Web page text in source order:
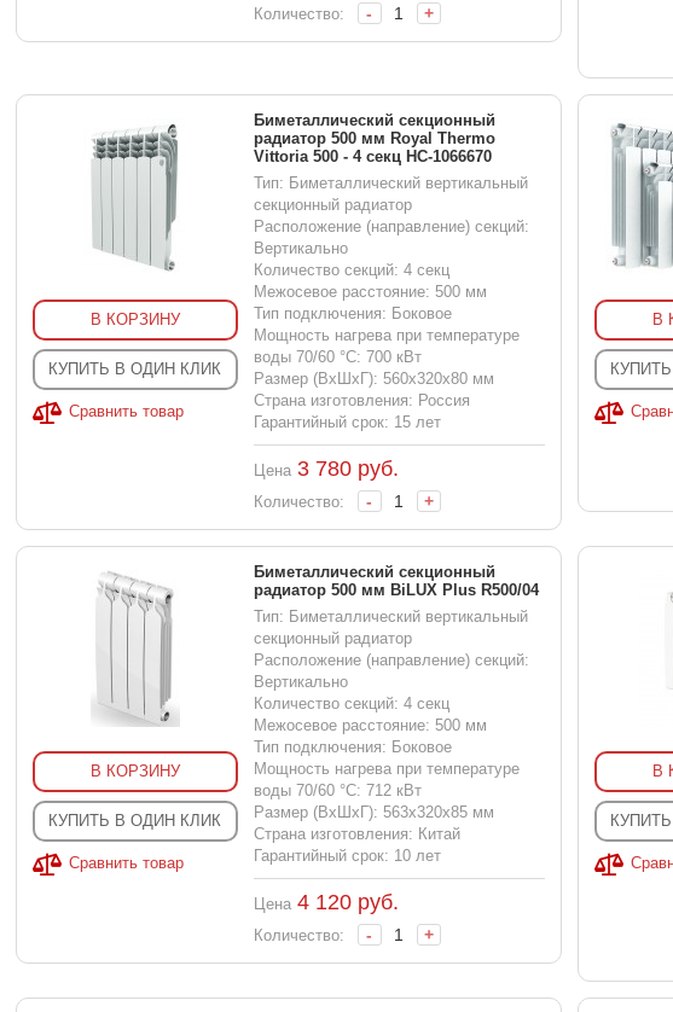
Количество: - +
В КОРЗИНУ
КУПИТЬ В ОДИН КЛИК
Сравнить товар
Биметаллический секционный
радиатор 500 мм Royal Thermo
Vittoria 500 - 4 секц НС-1066670
Тип: Биметаллический вертикальный
секционный радиатор
Расположение (направление) секций:
Вертикально
Количество секций: 4 секц
Межосевое расстояние: 500 мм
Тип подключения: Боковое
Мощность нагрева при температуре
воды 70/60 °С: 700 кВт
Размер (ВхШхГ): 560x320x80 мм
Страна изготовления: Россия
Гарантийный срок: 15 лет
Цена 3 780руб.
Количество: - +
В
В КОРЗИНУ
КУПИТЬ В ОДИН КЛИК
Сравнить товар
Биметаллический секционный
радиатор 500 мм BiLUX Plus R500/04
Тип: Биметаллический вертикальный
секционный радиатор
Расположение (направление) секций:
Вертикально
Количество секций: 4 секц
Межосевое расстояние: 500 мм
Тип подключения: Боковое
Мощность нагрева при температуре
воды 70/60 °С: 712 кВт
Размер (ВхШхГ): 563x320x85 мм
Страна изготовления: Китай
Гарантийный срок: 10 лет
Цена 4 120руб.
Количество: - +
В